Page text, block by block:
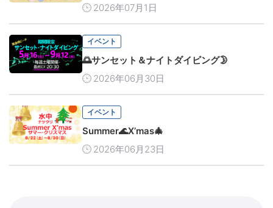
2026年07月1日
イベント
🌅サンセット＆ナイトダイビング🌛
2026年06月30日
イベント
Summer🌊X’mas🎄
2026年06月23日